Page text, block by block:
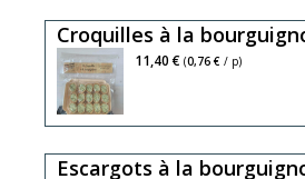
Croquilles à la
11,40 € (0,76 € / p)
Escargots à la